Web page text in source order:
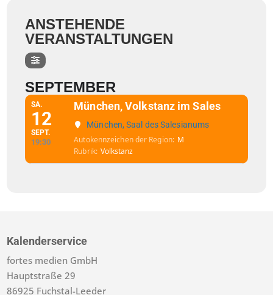
ANSTEHENDE
VERANSTALTUNGEN
SEPTEMBER
SA.
12
SEPT.
19:30
München, Volkstanz im Sales
München, Saal des Salesianums
Autokennzeichen der Region M
Rubrik Volkstanz
Kalenderservice
fortes medien GmbH
Hauptstraße 29
86925 Fuchstal-Leeder